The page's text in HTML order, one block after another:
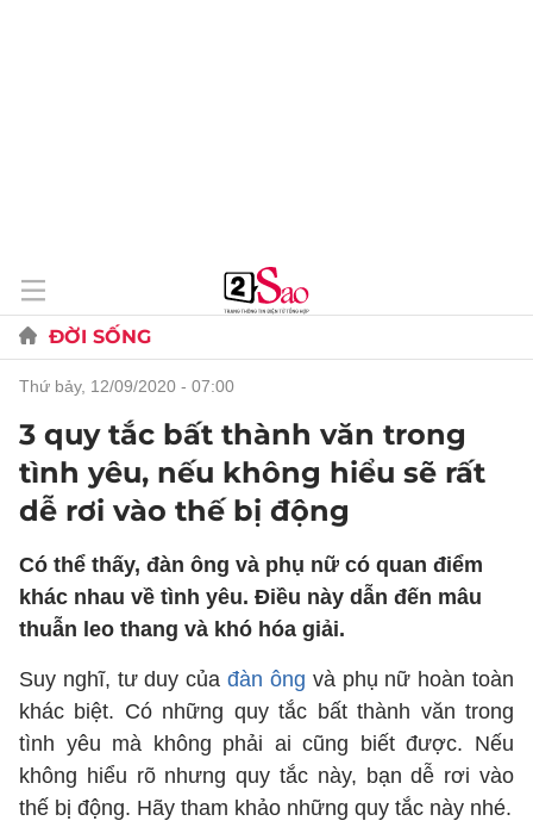
ĐỜI SỐNG
thứ bảy, 12/09/2020 - 07:00
3 quy tắc bất thành văn trong
tình yêu, nếu không hiểu sẽ rất
dễ rơi vào thế bị động
Có thể thấy, đàn ông và phụ nữ có quan điểm
khác nhau về tình yêu. Điều này dẫn đến mâu
thuẫn leo thang và khó hóa giải.
Suy nghĩ, tư duy củađàn ông và phụ nữ hoàn toàn
khác biệt. Có những quy tắc bất thành văn trong
tình yêu mà không phải ai cũng biết được. Nếu
không hiểu rõ nhưng quy tắc này, bạn dễ rơi vào
thế bị động. Hãy tham khảo những quy tắc này nhé.